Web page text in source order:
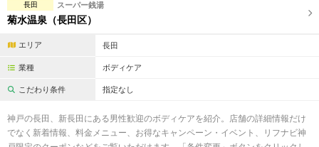
ペアルームあり
日本人スタッフのみ
スタッフ指名可 Ｗセラピスト
駅から徒歩5分以内
長田 スーパー銭湯
菊水温泉（長田区）
エリア 長田
業種 ボディケア
こだわり条件 指定なし
神戸の長田、新長田にある男性歓迎のボディケアを紹介。店舗の詳細情報だけ
でなく新着情報、料金メニュー、お得なキャンペーン・イベント、リフナビ神